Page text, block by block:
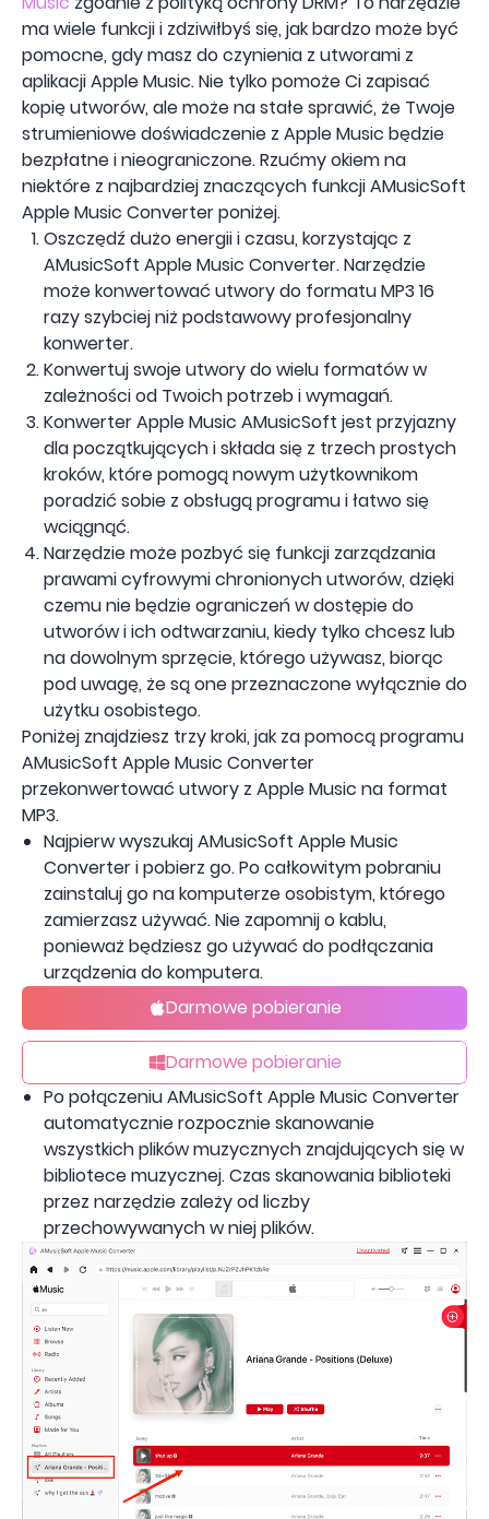
ma wiele funkcji i zdziwiłbyś się, jak bardzo może być
pomocne, gdy masz do czynienia z utworami z
aplikacji Apple Music. Nie tylko pomoże Ci zapisać
kopię utworów, ale może na stałe sprawić, że Twoje
strumieniowe doświadczenie z Apple Music będzie
bezpłatne i nieograniczone. Rzućmy okiem na
niektóre z najbardziej znaczących funkcji AMusicSoft
Apple Music Converter poniżej.
Oszczędź dużo energii i czasu, korzystając z
AMusicSoft Apple Music Converter. Narzędzie
może konwertować utwory do formatu MP3 16
razy szybciej niż podstawowy profesjonalny
konwerter.
Konwertuj swoje utwory do wielu formatów w
zależności od Twoich potrzeb i wymagań.
Konwerter Apple Music AMusicSoft jest przyjazny
dla początkujących i składa się z trzech prostych
kroków, które pomogą nowym użytkownikom
poradzić sobie z obsługą programu i łatwo się
wciągnąć.
Narzędzie może pozbyć się funkcji zarządzania
prawami cyfrowymi chronionych utworów, dzięki
czemu nie będzie ograniczeń w dostępie do
utworów i ich odtwarzaniu, kiedy tylko chcesz lub
na dowolnym sprzęcie, którego używasz, biorąc
pod uwagę, że są one przeznaczone wyłącznie do
użytku osobistego.
Poniżej znajdziesz trzy kroki, jak za pomocą programu
AMusicSoft Apple Music Converter
przekonwertować utwory z Apple Music na format
MP3.
Najpierw wyszukaj AMusicSoft Apple Music
Converter i pobierz go. Po całkowitym pobraniu
zainstaluj go na komputerze osobistym, którego
zamierzasz używać. Nie zapomnij o kablu,
ponieważ będziesz go używać do podłączania
urządzenia do komputera.
Darmowe pobieranie
Darmowe pobieranie
Po połączeniu AMusicSoft Apple Music Converter
automatycznie rozpocznie skanowanie
wszystkich plików muzycznych znajdujących się w
bibliotece muzycznej. Czas skanowania biblioteki
przez narzędzie zależy od liczby
przechowywanych w niej plików.